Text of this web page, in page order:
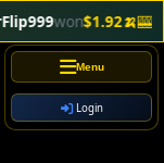
$1.92🍌🎰
Menu
Login